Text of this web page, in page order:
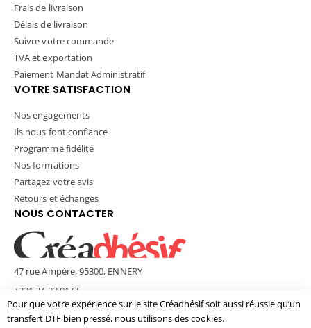
Frais de livraison
Délais de livraison
Suivre votre commande
TVA et exportation
Paiement Mandat Administratif
VOTRE SATISFACTION
Nos engagements
Ils nous font confiance
Programme fidélité
Nos formations
Partagez votre avis
Retours et échanges
NOUS CONTACTER
47 rue Ampère, 95300, ENNERY
+331 34 33 01 55
contact@creadhesif.com
Pour que votre expérience sur le site Créadhésif soit aussi réussie qu’un
transfert DTF bien pressé, nous utilisons des cookies.